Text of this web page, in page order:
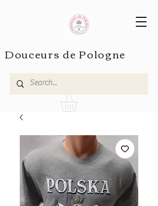
Douceurs de Pologne